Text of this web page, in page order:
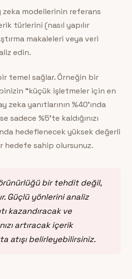
zeka modellerinin referans
türlerini (nasıl yapılır
makaleleri veya veri
edin.
temel sağlar. Örneğin bir
“küçük işletmeler için en
zeka yanıtlarının %40’ında
sadece %5’te kaldığınızı
hedeflenecek yüksek değerli
hedefe sahip olursunuz.
bir tehdit değil,
Güçlü yönlerini analiz
kazandıracak ve
artıracak içerik
atışı belirleyebilirsiniz.